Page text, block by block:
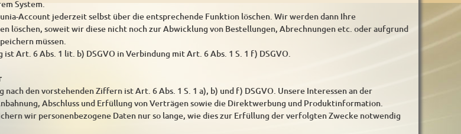
System.
Account jederzeit selbst über die entsprechende Funktion löschen. Wir werden dann Ihre
löschen, soweit wir diese nicht noch zur Abwicklung von Bestellungen, Abrechnungen etc. oder aufgrund
müssen.
Art. 6 Abs. 1 lit. b) DSGVO in Verbindung mit Art. 6 Abs. 1 S. 1 f) DSGVO.
den vorstehenden Ziffern ist Art. 6 Abs. 1 S. 1 a), b) und f) DSGVO. Unsere Interessen an der
Abschluss und Erfüllung von Verträgen sowie die Direktwerbung und Produktinformation.
wir personenbezogene Daten nur so lange, wie dies zur Erfüllung der verfolgten Zwecke notwendig